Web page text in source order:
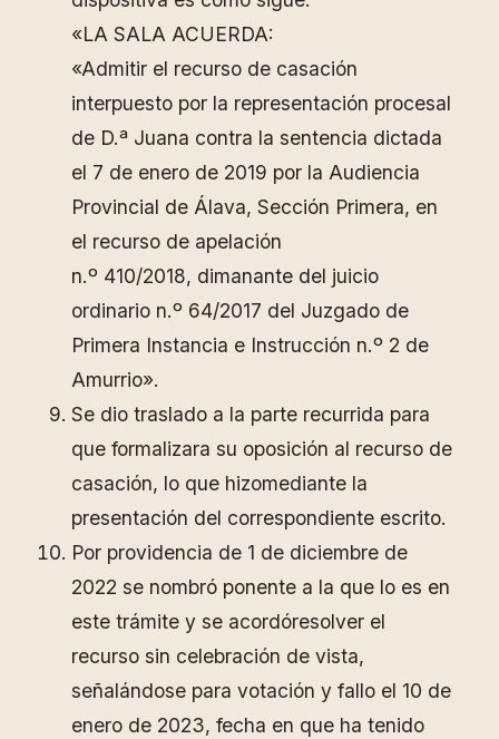
«LA SALA ACUERDA:
«Admitir el recurso de casación
interpuesto por la representación procesal
de D.ª Juana contra la sentencia dictada
el 7 de enero de 2019 por la Audiencia
Provincial de Álava, Sección Primera, en
el recurso de apelación
n.º 410/2018, dimanante del juicio
ordinario n.º 64/2017 del Juzgado de
Primera Instancia e Instrucción n.º 2 de
Amurrio».
Se dio traslado a la parte recurrida para
que formalizara su oposición al recurso de
casación, lo que hizomediante la
presentación del correspondiente escrito.
Por providencia de 1 de diciembre de
2022 se nombró ponente a la que lo es en
este trámite y se acordóresolver el
recurso sin celebración de vista,
señalándose para votación y fallo el 10 de
enero de 2023, fecha en que ha tenido